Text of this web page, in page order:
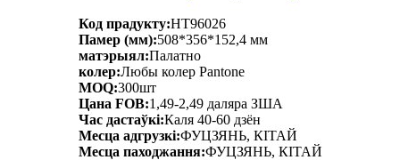
Код прадукту:HT96026
Памер (мм):508*356*152,4 мм
матэрыял:Палатно
колер:Любы колер Pantone
MOQ:300шт
Цана FOB:1,49-2,49 даляра ЗША
Час дастаўкі:Каля 40-60 дзён
Месца адгрузкі:ФУЦЗЯНЬ, КІТАЙ
Месца паходжання:ФУЦЗЯНЬ, КІТАЙ